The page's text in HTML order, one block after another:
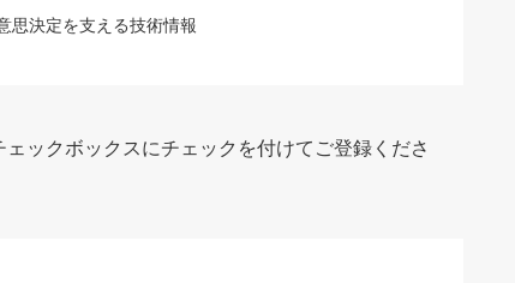
思決定を支える技術情報
ックボックスにチェックを付けてご登録くださ